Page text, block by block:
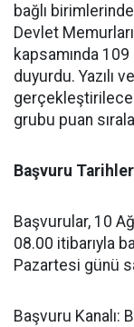
bağlı
Devlet
kapsamında 109
duyurdu. Yazılı
grubu puan
Başvuru
​Başvurular, 10
08.00 itibarıyla
Pazartesi günü
​Başvuru Kanalı: